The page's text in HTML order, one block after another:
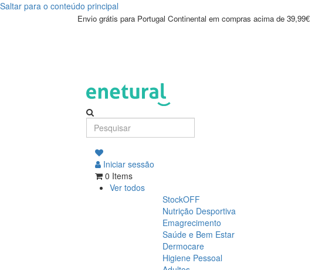
Saltar para o conteúdo principal
Envio grátis para Portugal Continental em compras acima de 39,99€
Iniciar sessão
0 Items
Ver todos
StockOFF
Nutrição Desportiva
Emagrecimento
Saúde e Bem Estar
Dermocare
Higiene Pessoal